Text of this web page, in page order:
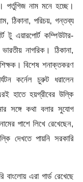
পর্তুগিজ নাম মনে হচ্ছে।
ঠিকানা, পরিচয়, গন্তব্য
টু এয়ারপোর্ট কম্পিউটার-
নাগরিক। ঠিকানা,
বিশেষ শনাক্তকরণ
কর্নেল চুরুট ধরালেন
হাতে হয়গ্রীবের উল্কি
সঙ্গে কথা বলার সুযোগ
পাশে লিখে রেখেছেন,
পায়নি সরকারি
এরা গার্ড রেখেছে